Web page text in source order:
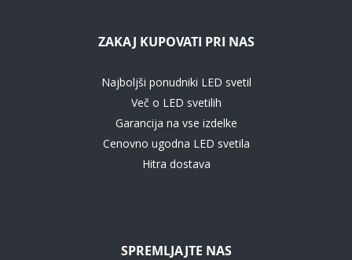
ZAKAJ KUPOVATI PRI NAS
Najboljši ponudniki LED svetil
Več o LED svetilih
Garancija na vse izdelke
Cenovno ugodna LED svetila
Hitra dostava
SPREMLJAJTE NAS